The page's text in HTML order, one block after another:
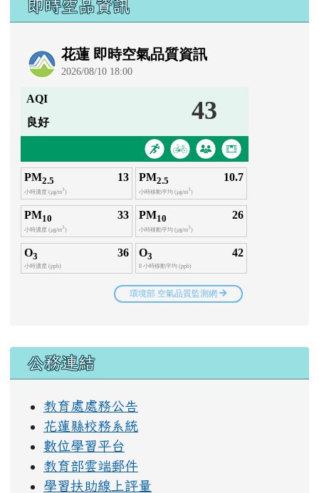
即時空品資訊
右邊區域內容
公務連結
教育處處務公告
花蓮縣校務系統
數位學習平台
教育部雲端郵件
學習扶助線上評量